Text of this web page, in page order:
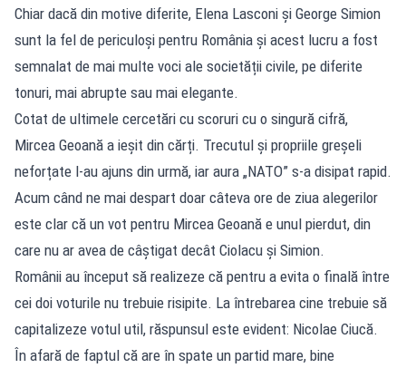
Chiar dacă din motive diferite, Elena Lasconi și George Simion
sunt la fel de periculoși pentru România și acest lucru a fost
semnalat de mai multe voci ale societății civile, pe diferite
tonuri, mai abrupte sau mai elegante.
Cotat de ultimele cercetări cu scoruri cu o singură cifră,
Mircea Geoană a ieșit din cărți. Trecutul și propriile greșeli
neforțate l-au ajuns din urmă, iar aura „NATO” s-a disipat rapid.
Acum când ne mai despart doar câteva ore de ziua alegerilor
este clar că un vot pentru Mircea Geoană e unul pierdut, din
care nu ar avea de câștigat decât Ciolacu și Simion.
Românii au început să realizeze că pentru a evita o finală între
cei doi voturile nu trebuie risipite. La întrebarea cine trebuie să
capitalizeze votul util, răspunsul este evident: Nicolae Ciucă.
În afară de faptul că are în spate un partid mare, bine